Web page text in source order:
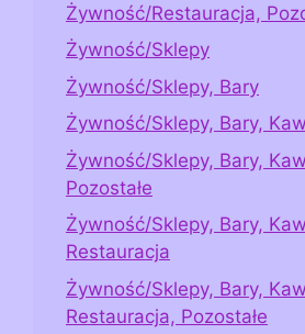
Żywność/Restauracja,
Żywność/Sklepy
Żywność/Sklepy, Bary
Żywność/Sklepy, Bary,
Żywność/Sklepy, Bary,
Pozostałe
Żywność/Sklepy, Bary,
Restauracja
Żywność/Sklepy, Bary,
Restauracja, Pozostałe